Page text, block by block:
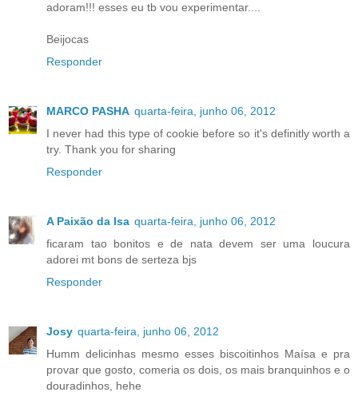
adoram!!! esses eu tb vou experimentar....
Beijocas
Responder
MARCO PASHA quarta-feira, junho 06, 2012
I never had this type of cookie before so it's definitly worth a
try. Thank you for sharing
Responder
A Paixão da Isa quarta-feira, junho 06, 2012
ficaram tao bonitos e de nata devem ser uma loucura
adorei mt bons de serteza bjs
Responder
Josy quarta-feira, junho 06, 2012
Humm delicinhas mesmo esses biscoitinhos Maísa e pra
provar que gosto, comeria os dois, os mais branquinhos e o
douradinhos, hehe